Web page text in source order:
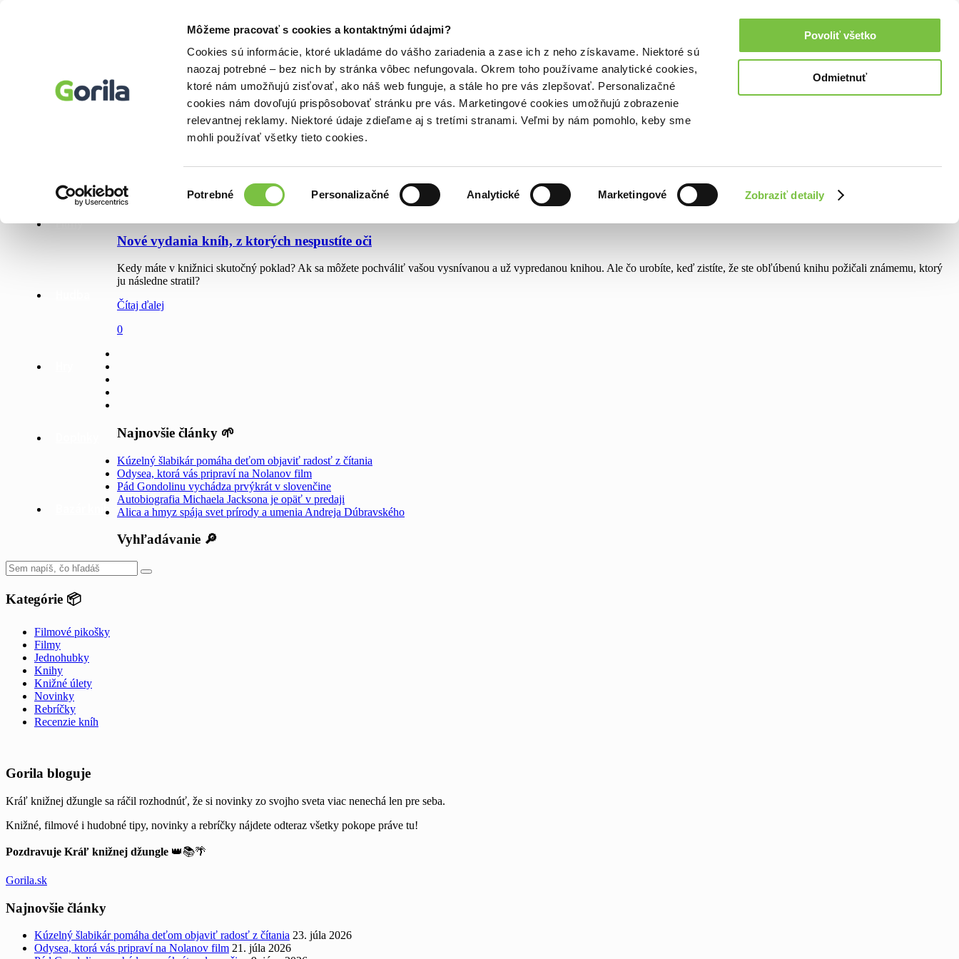
Môžeme pracovať s cookies a kontaktnými údajmi?
Cookies sú informácie, ktoré ukladáme do vášho zariadenia a zase ich z neho získavame. Niektoré sú
naozaj potrebné – bez nich by stránka vôbec nefungovala. Okrem toho používame analytické cookies,
ktoré nám umožňujú zisťovať, ako náš web funguje, a stále ho pre vás zlepšovať. Personalizačné
cookies nám dovoľujú prispôsobovať stránku pre vás. Marketingové cookies umožňujú zobrazenie
relevantnej reklamy. Niektoré údaje zdieľame aj s tretími stranami. Veľmi by nám pomohlo, keby sme
mohli používať všetky tieto cookies.
súhlasu
Potrebné Personalizačné Analytické Marketingové Zobraziť detaily
Povoliť všetko
Odmietnuť
Knihy
Filmy
Bazár kníh
Hudba
Hry
Nové vydania kníh, z ktorých nespustíte oči
Kedy máte v knižnici skutočný poklad? Ak sa môžete pochváliť vašou vysnívanou a už vypredanou knihou. Ale čo urobíte, keď zistíte, že ste obľúbenú knihu požičali známemu, ktorý
ju následne stratil?
Čítaj ďalej
0
Najnovšie články 🌱
Kúzelný šlabikár pomáha deťom objaviť radosť z čítania
Odysea, ktorá vás pripraví na Nolanov film
Pád Gondolinu vychádza prvýkrát v slovenčine
Autobiografia Michaela Jacksona je opäť v predaji
Alica a hmyz spája svet prírody a umenia Andreja Dúbravského
Vyhľadávanie 🔎
Kategórie 📦
Filmové pikošky
Filmy
Jednohubky
Knihy
Knižné úlety
Novinky
Rebríčky
Recenzie kníh
Widgets
Gorila bloguje
Kráľ knižnej džungle sa ráčil rozhodnúť, že si novinky zo svojho sveta viac nenechá len pre seba.
Knižné, filmové i hudobné tipy, novinky a rebríčky nájdete odteraz všetky pokope práve tu!
Pozdravuje Kráľ knižnej džungle 👑📚🌴
Gorila.sk
Najnovšie články
Kúzelný šlabikár pomáha deťom objaviť radosť z čítania 23. júla 2026
Odysea, ktorá vás pripraví na Nolanov film 21. júla 2026